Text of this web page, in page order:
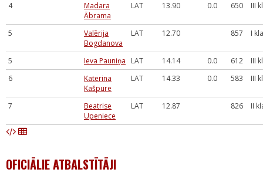
4
Madara
Ābrama
LAT 13.90 0.0 650 III
5
Valērija
Bogdanova
LAT 12.70 857 I
5 Ieva Pauniņa LAT 14.14 0.0 612
III
6
Katerina
Kašpure
LAT 14.33 0.0 583 III
7
Beatrise
Upeniece
LAT 12.87 826 II
OFICIĀLIE ATBALSTĪTĀJI